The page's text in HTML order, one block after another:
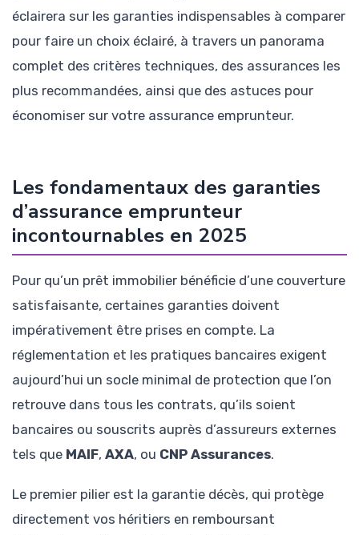
éclairera sur les garanties indispensables à comparer
pour faire un choix éclairé, à travers un panorama
complet des critères techniques, des assurances les
plus recommandées, ainsi que des astuces pour
économiser sur votre assurance emprunteur.
Les fondamentaux des garanties
d’assurance emprunteur
incontournables en 2025
Pour qu’un prêt immobilier bénéficie d’une couverture
satisfaisante, certaines garanties doivent
impérativement être prises en compte. La
réglementation et les pratiques bancaires exigent
aujourd’hui un socle minimal de protection que l’on
retrouve dans tous les contrats, qu’ils soient
bancaires ou souscrits auprès d’assureurs externes
tels que MAIF, AXA, ou CNP Assurances.
Le premier pilier est la garantie décès, qui protège
directement vos héritiers en remboursant